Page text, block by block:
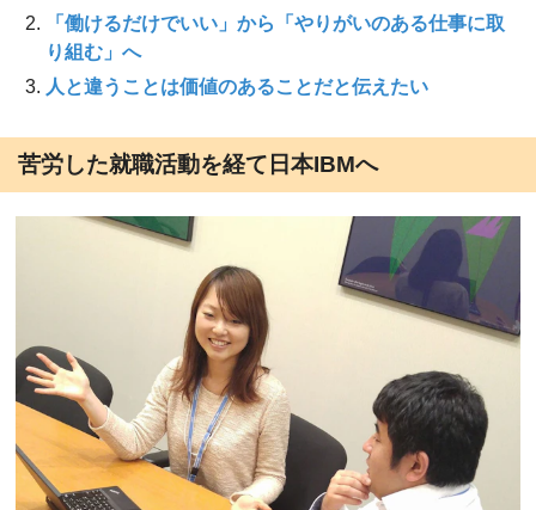
「働けるだけでいい」から「やりがいのある仕事に取
り組む」へ
人と違うことは価値のあることだと伝えたい
苦労した就職活動を経て日本IBMへ